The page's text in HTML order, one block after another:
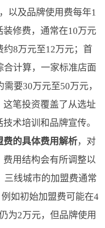
以及品牌使用费每年1
修费，通常在10万元
约8万元至12万元；首
计算，一家标准店面
要30万元至50万元，
笔投资覆盖了从选址
术培训和品牌宣传。
费的具体费用解析，对
用结构会有所调整以
三线城市的加盟费通常
如初始加盟费可能在4
为2万元，但品牌使用